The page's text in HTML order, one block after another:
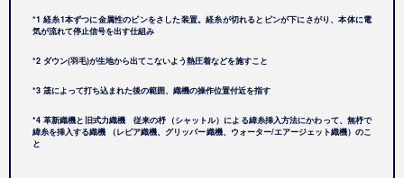
*1 経糸1本ずつに金属性のピンをさした装置。経糸が切れるとピンが下にさがり、本体に電
気が流れて停止信号を出す仕組み
*2 ダウン(羽毛)が生地から出てこないよう熱圧着などを施すこと
*3 筬によって打ち込まれた後の範囲、織機の操作位置付近を指す
*4 革新織機と旧式力織機 従来の杼（シャットル）による緯糸挿入方法にかわって、無杼で
緯糸を挿入する織機 （レピア織機、グリッパー織機、ウォーター/エアージェット織機）のこ
と